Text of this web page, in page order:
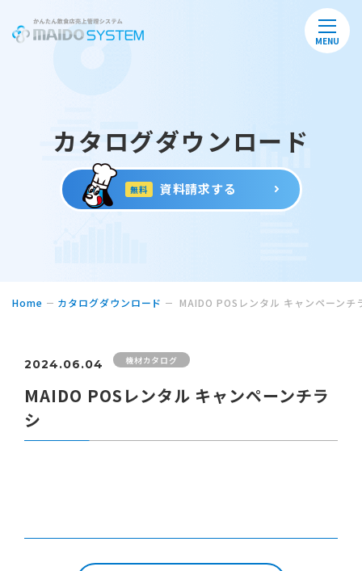
MENU
カタログダウンロード
無料 資料請求する
Home カタログダウンロード MAIDO POSレンタル キャンペーンチ
2024.06.04 機材カタログ
MAIDO POSレンタル キャンペーンチラ
シ